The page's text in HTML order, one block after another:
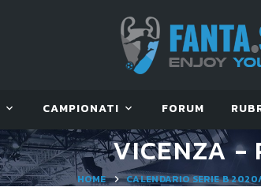
CAMPIONATI FORUM
VICENZA -
HOME CALENDARIO SERIE B